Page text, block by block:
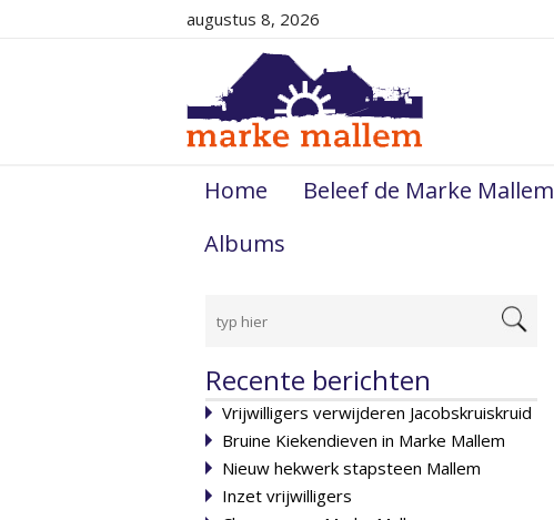
augustus 8, 2026
Home Beleef de Marke Mallem
Albums
Recente berichten
Vrijwilligers verwijderen Jacobskruiskruid
Bruine Kiekendieven in Marke Mallem
Nieuw hekwerk stapsteen Mallem
Inzet vrijwilligers